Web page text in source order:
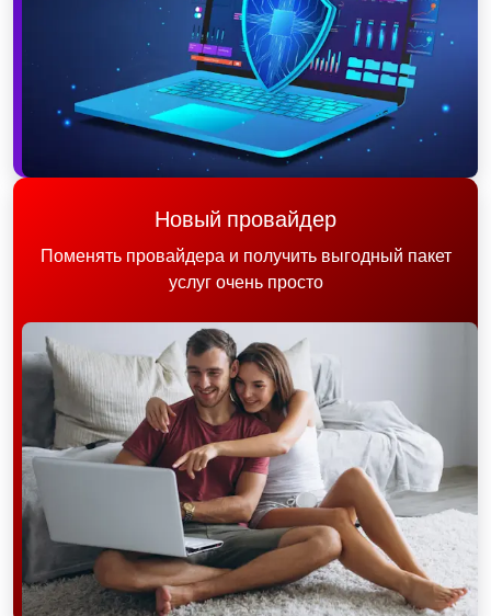
Новый провайдер
Поменять провайдера и получить выгодный пакет
услуг очень просто